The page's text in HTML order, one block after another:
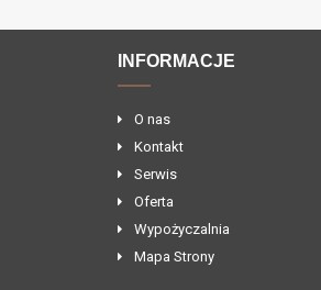
INFORMACJE
O nas
Kontakt
Serwis
Oferta
Wypożyczalnia
Mapa Strony